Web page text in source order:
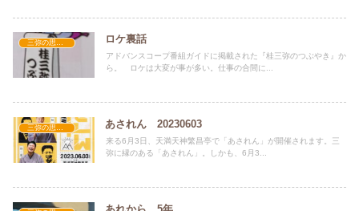
三弥の思い出 ロケ裏話
アドバンスコープ番組ガイドに掲載された『桂三弥のつぶやき』か
ら。 ロケは大変が事が多い。仕事の合間に...
三弥の思い出 あされん 20230603
来る6月3日、天満天神繁昌亭で「あされん」が開催されます。三
弥に縁のある「あされん」。しかも、6月3...
あれから、5年